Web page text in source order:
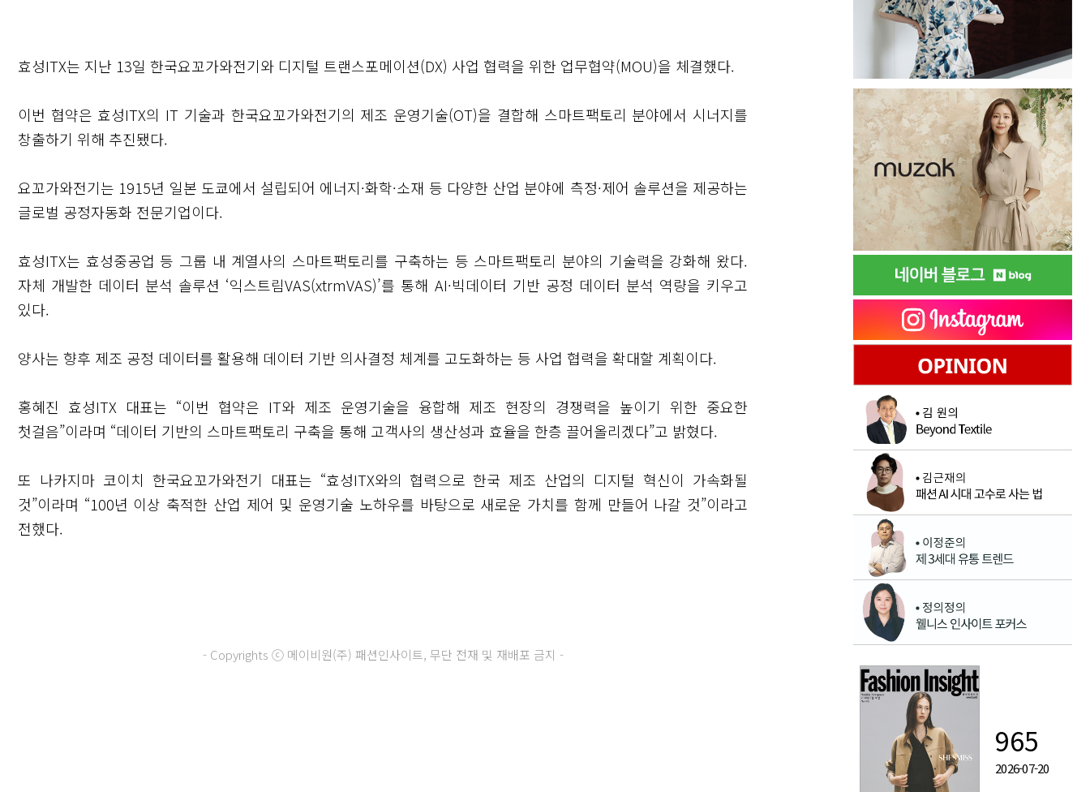
효성ITX는 지난 13일 한국요꼬가와전기와 디지털 트랜스포메이션(DX) 사업 협력을 위한 업무협약(MOU)을 체결했다.
이번 협약은 효성ITX의 IT 기술과 한국요꼬가와전기의 제조 운영기술(OT)을 결합해 스마트팩토리 분야에서 시너지를
창출하기 위해 추진됐다.
요꼬가와전기는 1915년 일본 도쿄에서 설립되어 에너지·화학·소재 등 다양한 산업 분야에 측정·제어 솔루션을 제공하는
글로벌 공정자동화 전문기업이다.
효성ITX는 효성중공업 등 그룹 내 계열사의 스마트팩토리를 구축하는 등 스마트팩토리 분야의 기술력을 강화해 왔다.
자체 개발한 데이터 분석 솔루션 ‘익스트림VAS(xtrmVAS)’를 통해 AI·빅데이터 기반 공정 데이터 분석 역량을 키우고
있다.
양사는 향후 제조 공정 데이터를 활용해 데이터 기반 의사결정 체계를 고도화하는 등 사업 협력을 확대할 계획이다.
홍혜진 효성ITX 대표는 “이번 협약은 IT와 제조 운영기술을 융합해 제조 현장의 경쟁력을 높이기 위한 중요한
첫걸음”이라며 “데이터 기반의 스마트팩토리 구축을 통해 고객사의 생산성과 효율을 한층 끌어올리겠다”고 밝혔다.
또 나카지마 코이치 한국요꼬가와전기 대표는 “효성ITX와의 협력으로 한국 제조 산업의 디지털 혁신이 가속화될
것”이라며 “100년 이상 축적한 산업 제어 및 운영기술 노하우를 바탕으로 새로운 가치를 함께 만들어 나갈 것”이라고
전했다.
- Copyrights ⓒ 메이비원(주) 패션인사이트, 무단 전재 및 재배포 금지 -
965
2026-07-20